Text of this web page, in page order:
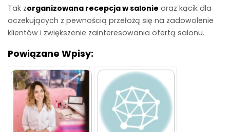
Tak zorganizowana recepcja w salonie oraz kącik dla
oczekujących z pewnością przełożą się na zadowolenie
klientów i zwiększenie zainteresowania ofertą salonu.
Powiązane Wpisy: